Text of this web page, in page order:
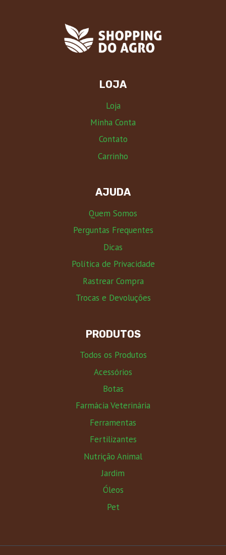
LOJA
Loja
Minha Conta
Contato
Carrinho
AJUDA
Quem Somos
Perguntas Frequentes
Dicas
Política de Privacidade
Rastrear Compra
Trocas e Devoluções
PRODUTOS
Todos os Produtos
Acessórios
Botas
Farmácia Veterinária
Ferramentas
Fertilizantes
Nutrição Animal
Jardim
Óleos
Pet